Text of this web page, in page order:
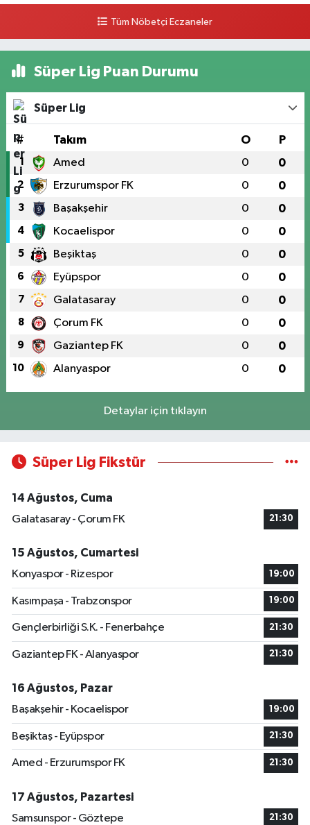
Tüm Nöbetçi Eczaneler
Süper Lig Puan Durumu
Süper Lig
# Takım O P
1 Amed 0 0
2 Erzurumspor FK 0 0
3 Başakşehir 0 0
4 Kocaelispor 0 0
5 Beşiktaş 0 0
6 Eyüpspor 0 0
7 Galatasaray 0 0
8 Çorum FK 0 0
9 Gaziantep FK 0 0
10 Alanyaspor 0 0
Detaylar için tıklayın
Süper Lig Fikstür
14 Ağustos, Cuma
Galatasaray - Çorum FK
21:30
15 Ağustos, Cumartesi
Konyaspor - Rizespor
19:00
Kasımpaşa - Trabzonspor 19:00
Gençlerbirliği S.K. - Fenerbahçe 21:30
Gaziantep FK - Alanyaspor 21:30
16 Ağustos, Pazar
Başakşehir - Kocaelispor
19:00
Beşiktaş - Eyüpspor 21:30
Amed - Erzurumspor FK 21:30
17 Ağustos, Pazartesi
Samsunspor - Göztepe
21:30